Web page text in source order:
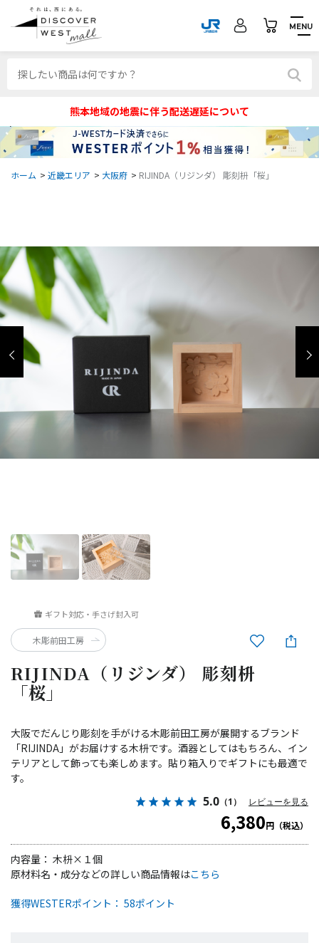
MENU
熊本地域の地震に伴う配送遅延について
ホーム > 近畿エリア > 大阪府 > RIJINDA（リジンダ） 彫刻枡「桜」
RIJINDA（リジンダ） 彫刻枡
「桜」
ギフト対応・手さげ封入可
大阪でだんじり彫刻を手がける木彫前田工房が展開するブランド
「RIJINDA」がお届けする木枡です。酒器としてはもちろん、イン
テリアとして飾っても楽しめます。貼り箱入りでギフトにも最適で
す。
5.0 （1） レビューを見る
6,380円（税込）
内容量： 木枡×１個
獲得WESTERポイント： 58ポイント
原材料名・成分などの詳しい商品情報はこちら
木彫前田工房